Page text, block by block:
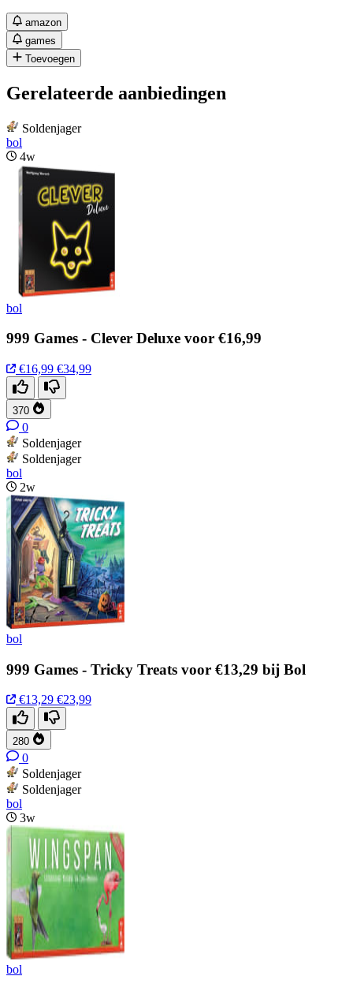
amazon
games
Toevoegen
Gerelateerde aanbiedingen
Soldenjager
bol
4w
bol
999 Games - Clever Deluxe voor €16,99
€16,99 €34,99
370
0
Soldenjager
Soldenjager
bol
2w
bol
999 Games - Tricky Treats voor €13,29 bij Bol
€13,29 €23,99
280
0
Soldenjager
Soldenjager
bol
3w
bol